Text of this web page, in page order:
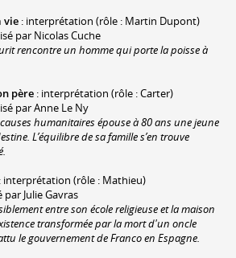
vie : interprétation (rôle : Martin Dupont)
par Nicolas Cuche
rencontre un homme qui porte la poisse à
père : interprétation (rôle : Carter)
par Anne Le Ny
humanitaires épouse à 80 ans une jeune
L’équilibre de sa famille s’en trouve
: interprétation (rôle : Mathieu)
par Julie Gavras
entre son école religieuse et la maison
transformée par la mort d'un oncle
le gouvernement de Franco en Espagne.